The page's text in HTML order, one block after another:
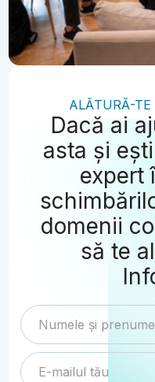
ALĂTURĂ-TE
Dacă ai
asta și
expert
domenii
să te